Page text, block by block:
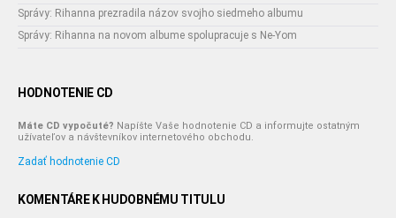
Správy: Rihanna prezradila názov svojho siedmeho albumu
Správy: Rihanna na novom albume spolupracuje s Ne-Yom
HODNOTENIE CD
Máte CD vypočuté? Napíšte Vaše hodnotenie CD a informujte ostatným
užívateľov a návštevníkov internetového obchodu.
Zadať hodnotenie CD
KOMENTÁRE K HUDOBNÉMU TITULU